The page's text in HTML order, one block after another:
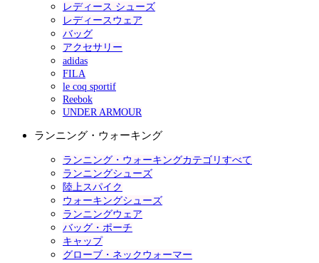
レディース シューズ
レディースウェア
バッグ
アクセサリー
adidas
FILA
le coq sportif
Reebok
UNDER ARMOUR
ランニング・ウォーキング
ランニング・ウォーキングカテゴリすべて
ランニングシューズ
陸上スパイク
ウォーキングシューズ
ランニングウェア
バッグ・ポーチ
キャップ
グローブ・ネックウォーマー